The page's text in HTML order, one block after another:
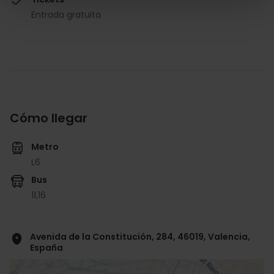
Entrada gratuita
Cómo llegar
Metro
L6
Bus
11,16
Avenida de la Constitución, 284, 46019, Valencia,
España